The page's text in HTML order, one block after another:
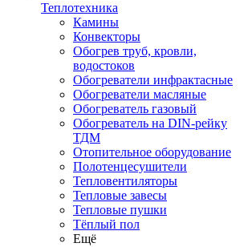
Теплотехника
Камины
Конвекторы
Обогрев труб, кровли,
водостоков
Обогреватели инфрактасные
Обогреватели масляные
Обогреватель газовый
Обогреватель на DIN-рейку
ТДМ
Отопительное оборудование
Полотенцесушители
Тепловентиляторы
Тепловые завесы
Тепловые пушки
Тёплый пол
Ещё